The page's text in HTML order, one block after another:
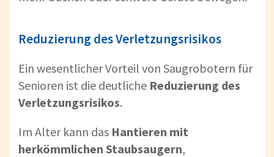
Reduzierung des Verletzungsrisikos
Ein wesentlicher Vorteil von Saugrobotern für
Senioren ist die deutliche Reduzierung des
Verletzungsrisikos.
Im Alter kann das Hantieren mit
herkömmlichen Staubsaugern,